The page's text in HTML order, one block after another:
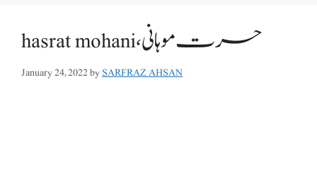
hasrat mohani،حسرت موہانی
January 24, 2022bySARFRAZ AHSAN